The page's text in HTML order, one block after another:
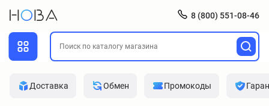
8 (800) 551-08-46
Доставка Обмен Промокоды